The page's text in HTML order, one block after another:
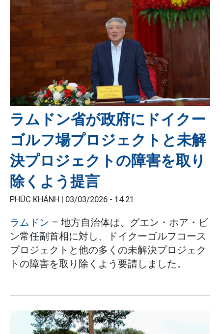
ラムドン省が政府にドイクー
ゴルフ場プロジェクトと未解
決プロジェクトの障害を取り
除くよう提言
PHÚC KHÁNH | 03/03/2026 - 14:21
ラムドン – 地方自治体は、グエン・ホア・ビ
ン常任副首相に対し、ドイクーゴルフコース
プロジェクトと他の多くの未解決プロジェク
トの障害を取り除くよう要請しました。